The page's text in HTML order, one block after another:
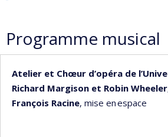
Programme musical
Atelier et Chœur d’opéra de
Richard Margison et Robin Wheeler
François Racine, mise en espace